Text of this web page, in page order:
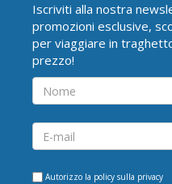
Iscriviti alla nostra
promozioni esclusive,
per viaggiare in
prezzo!
Autorizzo la policy sulla privacy